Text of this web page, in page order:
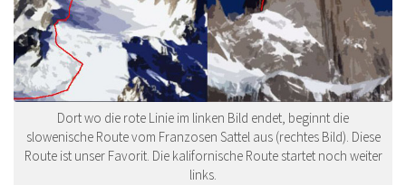
Dort wo die rote Linie im linken Bild endet, beginnt die
slowenische Route vom Franzosen Sattel aus (rechtes Bild). Diese
Route ist unser Favorit. Die kalifornische Route startet noch weiter
links.